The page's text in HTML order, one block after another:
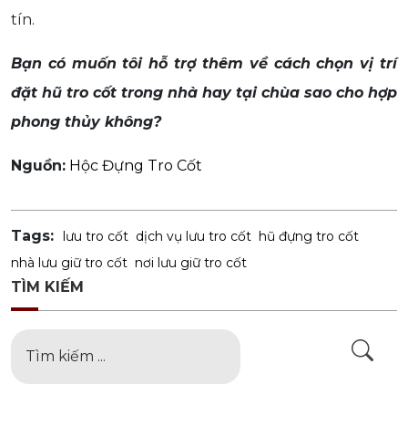
tín.
Bạn có muốn tôi hỗ trợ thêm về cách chọn vị trí
đặt hũ tro cốt trong nhà hay tại chùa sao cho hợp
phong thủy không?
Nguồn: Hộc Đựng Tro Cốt
Tags: lưu tro cốt dịch vụ lưu tro cốt hũ đựng tro cốt
nhà lưu giữ tro cốt nơi lưu giữ tro cốt
TÌM KIẾM